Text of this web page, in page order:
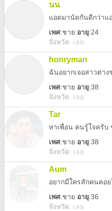
นน
แอดมานัดกันดีกว่าแ
เพศ:ชาย อายุ:24
จังหวัด: เลย
honryman
ฉันอยากเจอสาวต่าง
เพศ:ชาย อายุ:38
จังหวัด: เลย
Tar
หาเพื่อน คนรู้ใจครับ
เพศ:ชาย อายุ:38
จังหวัด: เลย
Aum
อยากมีใครสักคนคอย
เพศ:ชาย อายุ:36
จังหวัด: เลย